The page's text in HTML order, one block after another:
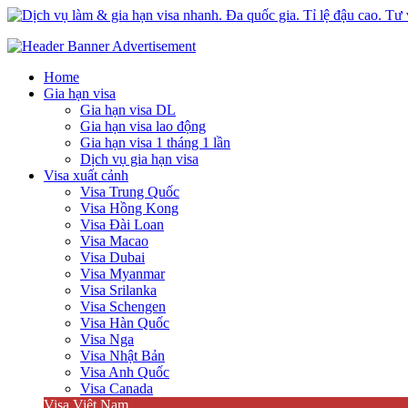
Dịch vụ làm & gia hạn visa nhanh. Đa quốc gia. Tỉ lệ đậu cao. Tư
Home
Gia hạn visa
Gia hạn visa DL
Gia hạn visa lao động
Gia hạn visa 1 tháng 1 lần
Dịch vụ gia hạn visa
Visa xuất cảnh
Visa Trung Quốc
Visa Hồng Kong
Visa Đài Loan
Visa Macao
Visa Dubai
Visa Myanmar
Visa Srilanka
Visa Schengen
Visa Hàn Quốc
Visa Nga
Visa Nhật Bản
Visa Anh Quốc
Visa Canada
Visa Việt Nam